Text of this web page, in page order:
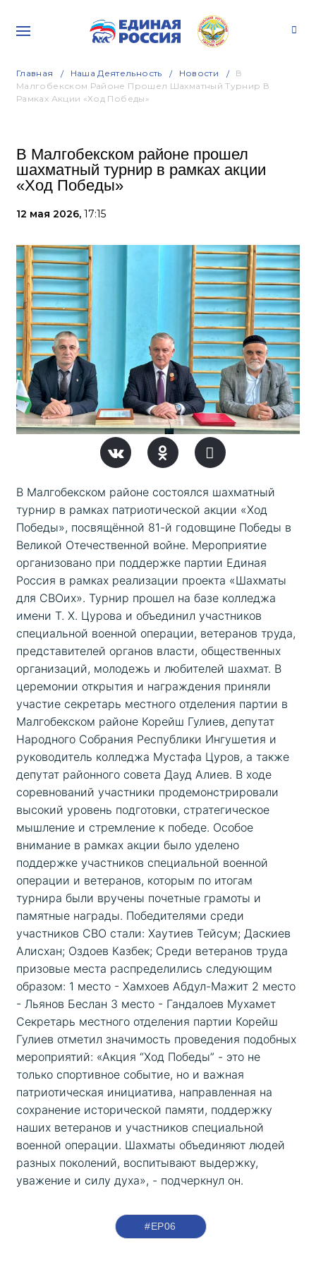
Главная Наша Деятельность Новости
В
Малгобекском Районе Прошел Шахматный Турнир В
Рамках Акции «Ход Победы»
В Малгобекском районе прошел
шахматный турнир в рамках акции
«Ход Победы»
12 мая 2026, 17:15
В Малгобекском районе состоялся шахматный
турнир в рамках патриотической акции «Ход
Победы», посвящённой 81-й годовщине Победы в
Великой Отечественной войне. Мероприятие
организовано при поддержке партии Единая
Россия в рамках реализации проекта «Шахматы
для СВОих». Турнир прошел на базе колледжа
имени Т. Х. Цурова и объединил участников
специальной военной операции, ветеранов труда,
представителей органов власти, общественных
организаций, молодежь и любителей шахмат. В
церемонии открытия и награждения приняли
участие секретарь местного отделения партии в
Малгобекском районе Корейш Гулиев, депутат
Народного Собрания Республики Ингушетия и
руководитель колледжа Мустафа Цуров, а также
депутат районного совета Дауд Алиев. В ходе
соревнований участники продемонстрировали
высокий уровень подготовки, стратегическое
мышление и стремление к победе. Особое
внимание в рамках акции было уделено
поддержке участников специальной военной
операции и ветеранов, которым по итогам
турнира были вручены почетные грамоты и
памятные награды. Победителями среди
участников СВО стали: Хаутиев Тейсум; Даскиев
Алисхан; Оздоев Казбек; Среди ветеранов труда
призовые места распределились следующим
образом: 1 место - Хамхоев Абдул-Мажит 2 место
- Льянов Беслан 3 место - Гандалоев Мухамет
Секретарь местного отделения партии Корейш
Гулиев отметил значимость проведения подобных
мероприятий: «Акция “Ход Победы” - это не
только спортивное событие, но и важная
патриотическая инициатива, направленная на
сохранение исторической памяти, поддержку
наших ветеранов и участников специальной
военной операции. Шахматы объединяют людей
разных поколений, воспитывают выдержку,
уважение и силу духа», - подчеркнул он.
#ЕР06